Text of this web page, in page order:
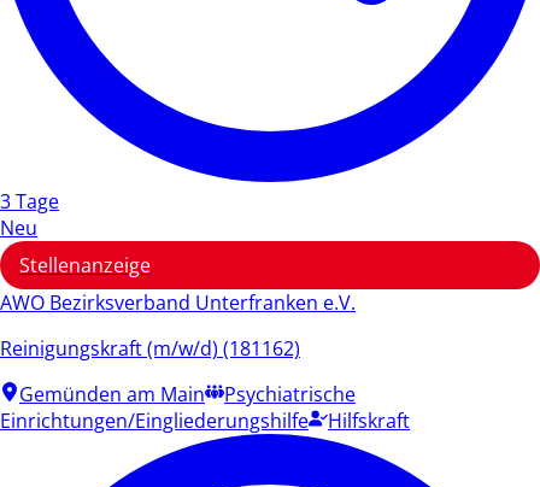
3 Tage
Neu
Stellenanzeige
AWO Bezirksverband Unterfranken e.V.
Reinigungskraft (m/w/d) (181162)
Gemünden am Main
Psychiatrische
Einrichtungen/Eingliederungshilfe
Hilfskraft